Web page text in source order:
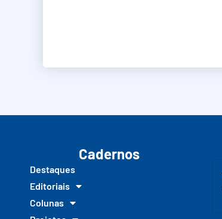
Cadernos
Destaques
Editoriais
Colunas